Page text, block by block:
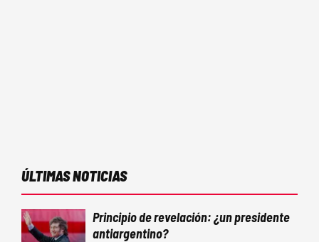
ÚLTIMAS NOTICIAS
Principio de revelación: ¿un presidente
antiargentino?